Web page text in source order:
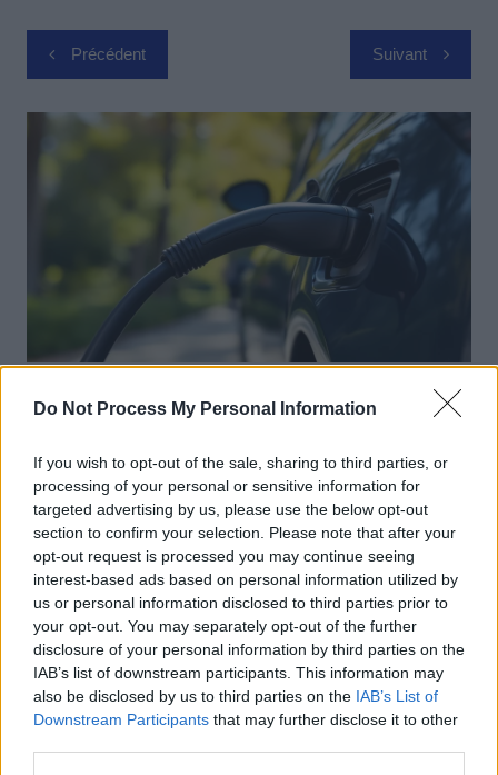
Do Not Process My Personal Information
If you wish to opt-out of the sale, sharing to third parties, or
processing of your personal or sensitive information for
targeted advertising by us, please use the below opt-out
section to confirm your selection. Please note that after your
opt-out request is processed you may continue seeing
interest-based ads based on personal information utilized by
us or personal information disclosed to third parties prior to
your opt-out. You may separately opt-out of the further
disclosure of your personal information by third parties on the
IAB’s list of downstream participants. This information may
also be disclosed by us to third parties on the IAB’s List of
Downstream Participants that may further disclose it to other
Navigation
de
l’article
Précédent Suivant
Achat Automobile
devez vraiment connaître avant
d’acheter
Auto Pour Vous 5 août 2026 0